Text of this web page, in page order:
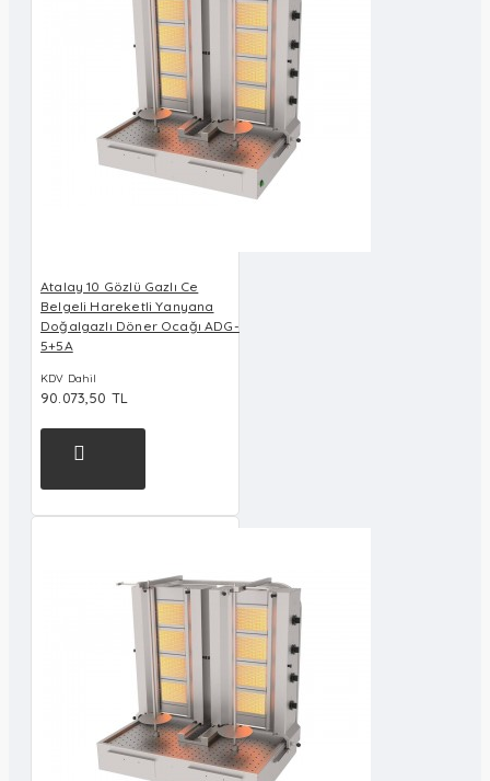
Atalay 10 Gözlü Gazlı Ce
Belgeli Hareketli Yanyana
Doğalgazlı Döner Ocağı ADG-
5+5A
KDV Dahil
90.073,50 TL